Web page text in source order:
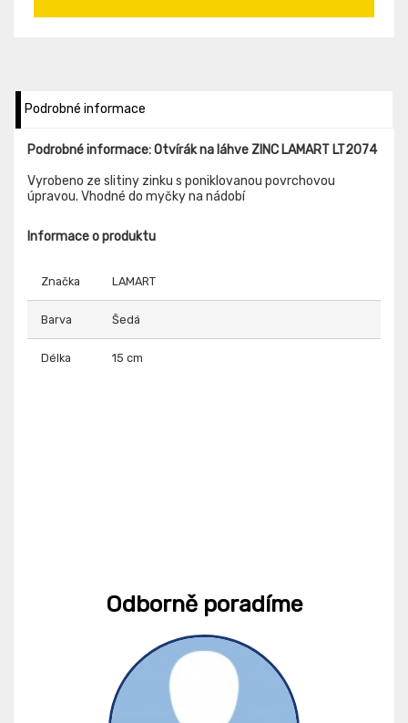
Podrobné informace
Podrobné informace: Otvírák na láhve ZINC LAMART LT2074
Vyrobeno ze slitiny zinku s poniklovanou povrchovou
úpravou. Vhodné do myčky na nádobí
Informace o produktu
Značka LAMART
Barva Šedá
Délka 15 cm
Odborně poradíme